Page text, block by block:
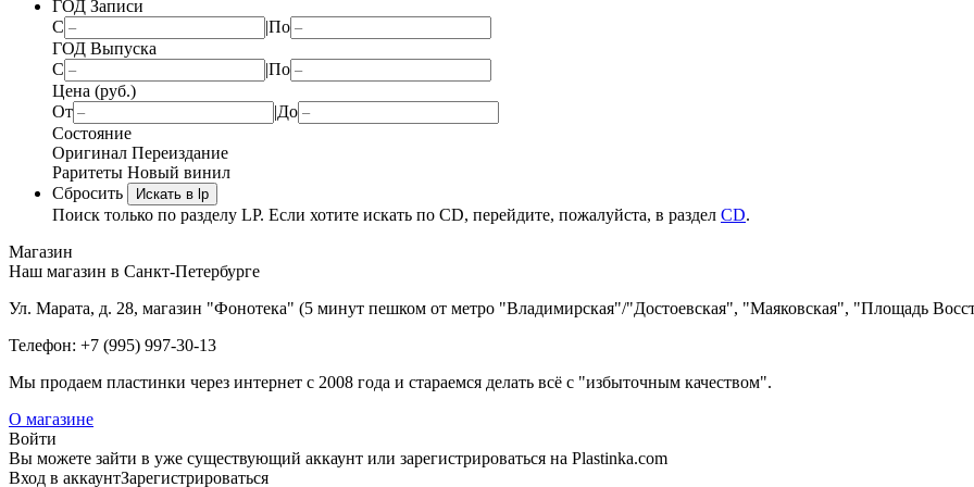
ГОД Записи
С
|По
ГОД Выпуска
С
|По
Цена (руб.)
От
|До
Состояние
Оригинал Переиздание
Раритеты Новый винил
Сбросить
Искать в lp
Поиск только по разделу LP. Если хотите искать по CD, перейдите, пожалуйста, в раздел CD.
Магазин
Наш магазин в Санкт-Петербурге
Ул. Марата, д. 28, магазин "Фонотека" (5 минут пешком от метро "Владимирская"/"Достоевская", "Маяковская", "Площадь
Телефон: +7 (995) 997-30-13
Мы продаем пластинки через интернет c 2008 года и стараемся делать всё с "избыточным качеством".
О магазине
Войти
Вы можете зайти в уже существующий аккаунт или зарегистрироваться на Plastinka.com
Вход в аккаунтЗарегистрироваться